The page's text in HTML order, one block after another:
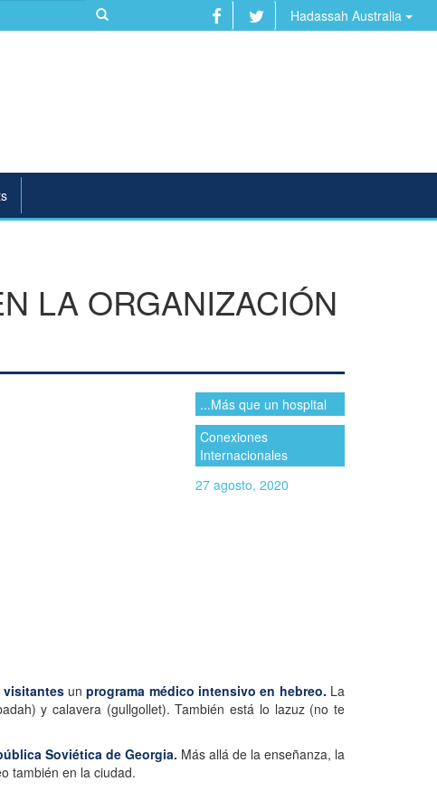
Hadassah Australia
LA ORGANIZACIÓN
...Más que un hospital
Conexiones
Internacionales
27 agosto, 2020
visitantesunprograma médico intensivo en hebreo. La
y calavera (gullgollet). También está lo lazuz (no te
Soviética de Georgia. Más allá de la enseñanza, la
también en la ciudad.